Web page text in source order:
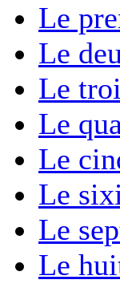
Le
Le
Le
Le
Le
Le
Le
Le